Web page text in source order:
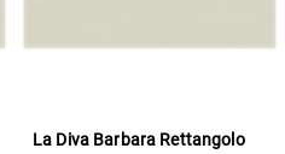
La Diva Barbara Rettangolo